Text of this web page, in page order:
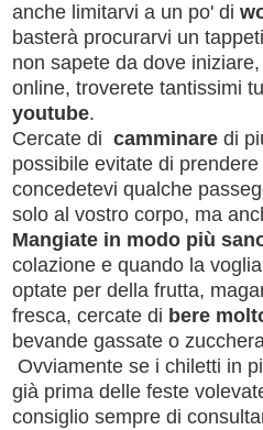
anche limitarvi a un po' di
basterà procurarvi un
non sapete da dove
online, troverete tantissimi
youtube.
Cercate di camminare di
possibile evitate di
concedetevi qualche
solo al vostro corpo, ma
Mangiate in modo più
colazione e quando la
optate per della frutta,
fresca, cercate di bere
bevande gassate o
Ovviamente se i chiletti in
già prima delle feste
consiglio sempre di